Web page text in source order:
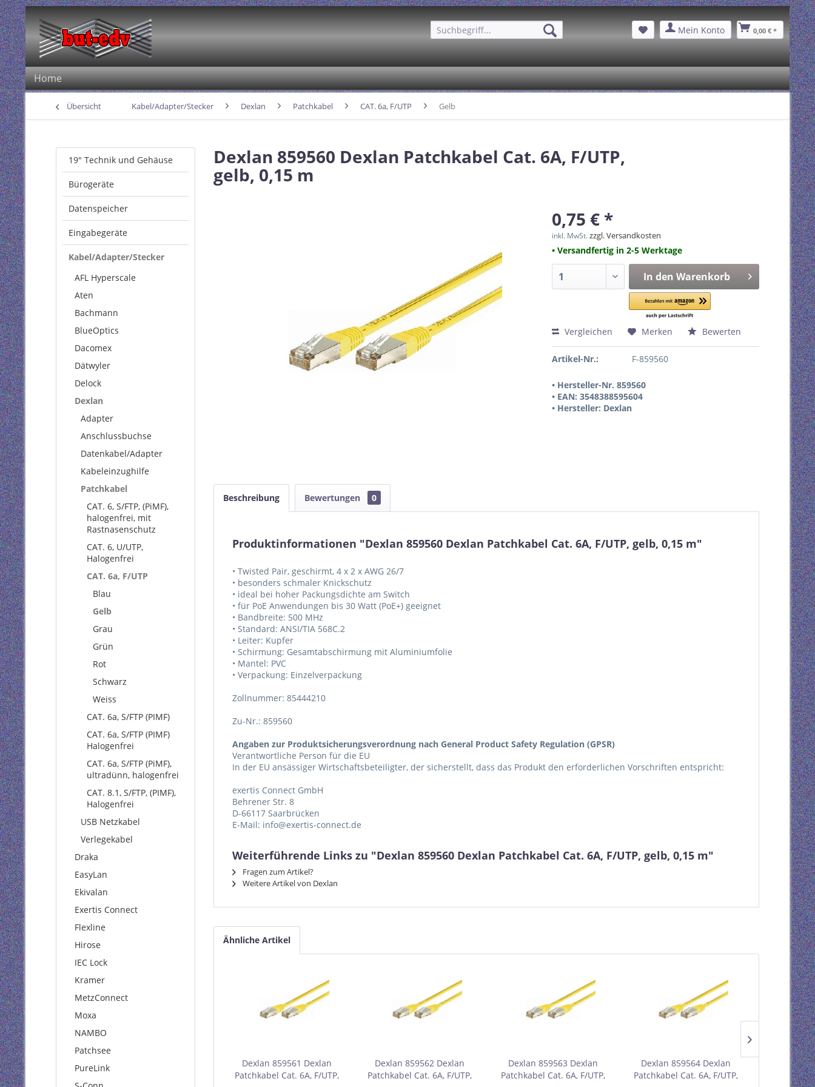
Mein Konto 0,00 € *
Home
Übersicht Kabel/Adapter/Stecker Dexlan Patchkabel CAT. 6a, F/UTP Gelb
19" Technik und Gehäuse
Bürogeräte
Datenspeicher
Eingabegeräte
Kabel/Adapter/Stecker
AFL Hyperscale
Aten
Bachmann
BlueOptics
Dacomex
Dätwyler
Delock
Dexlan
Adapter
Anschlussbuchse
Datenkabel/Adapter
Kabeleinzughilfe
Patchkabel
CAT. 6, S/FTP, (PiMF),
halogenfrei, mit
Rastnasenschutz
CAT. 6, U/UTP,
Halogenfrei
CAT. 6a, F/UTP
Blau
Gelb
Grau
Grün
Rot
Schwarz
Weiss
CAT. 6a, S/FTP (PIMF)
CAT. 6a, S/FTP (PIMF)
Halogenfrei
CAT. 6a, S/FTP (PiMF),
ultradünn, halogenfrei
CAT. 8.1, S/FTP, (PIMF),
Halogenfrei
USB Netzkabel
Verlegekabel
Draka
EasyLan
Ekivalan
Exertis Connect
Flexline
Hirose
IEC Lock
Kramer
MetzConnect
Moxa
NAMBO
Patchsee
PureLink
Dexlan 859560 Dexlan Patchkabel Cat. 6A, F/UTP,
gelb, 0,15 m
0,75 € *
inkl. MwSt.zzgl. Versandkosten
• Versandfertig in 2-5 Werktage
In den Warenkorb
Vergleichen Merken Bewerten
Artikel-Nr.: F-859560
• Hersteller-Nr. 859560
• EAN: 3548388595604
• Hersteller: Dexlan
Beschreibung Bewertungen 0
Produktinformationen "Dexlan 859560 Dexlan Patchkabel Cat. 6A, F/UTP, gelb, 0,15 m"
• Twisted Pair, geschirmt, 4 x 2 x AWG 26/7
• besonders schmaler Knickschutz
• ideal bei hoher Packungsdichte am Switch
• für PoE Anwendungen bis 30 Watt (PoE+) geeignet
• Bandbreite: 500 MHz
• Standard: ANSI/TIA 568C.2
• Leiter: Kupfer
• Schirmung: Gesamtabschirmung mit Aluminiumfolie
• Mantel: PVC
• Verpackung: Einzelverpackung
Zollnummer: 85444210
Zu-Nr.: 859560
Angaben zur Produktsicherungsverordnung nach General Product Safety Regulation (GPSR)
Verantwortliche Person für die EU
In der EU ansässiger Wirtschaftsbeteiligter, der sicherstellt, dass das Produkt den erforderlichen Vorschriften entspricht:
exertis Connect GmbH
Behrener Str. 8
D-66117 Saarbrücken
E-Mail: info@exertis-connect.de
Weiterführende Links zu "Dexlan 859560 Dexlan Patchkabel Cat. 6A, F/UTP, gelb, 0,15 m"
Fragen zum Artikel?
Weitere Artikel von Dexlan
Ähnliche Artikel
Dexlan 859561 Dexlan
Patchkabel Cat. 6A, F/UTP,
Dexlan 859562 Dexlan
Patchkabel Cat. 6A, F/UTP,
Dexlan 859563 Dexlan
Patchkabel Cat. 6A, F/UTP,
Dexlan 859564 Dexlan
Patchkabel Cat. 6A, F/UTP,
Dexlan